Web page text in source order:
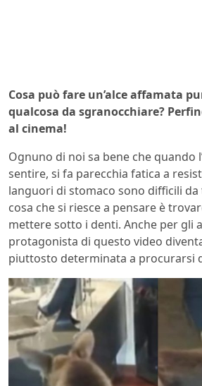
Cosa può fare un’alce affamata
qualcosa da sgranocchiare?
al cinema!
Ognuno di noi sa bene che quando
sentire, si fa parecchia fatica a
languori di stomaco sono difficili da
cosa che si riesce a pensare è
mettere sotto i denti. Anche per gli
protagonista di questo video
piuttosto determinata a procurarsi